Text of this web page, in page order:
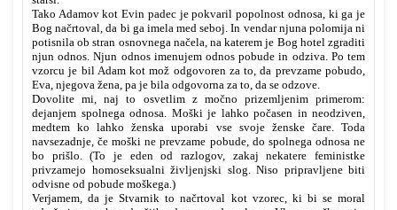
Tako Adamov kot Evin padec je pokvaril popolnost odnosa, ki ga je
Bog načrtoval, da bi ga imela med seboj. In vendar njuna polomija ni
potisnila ob stran osnovnega načela, na katerem je Bog hotel zgraditi
njun odnos. Njun odnos imenujem odnos pobude in odziva. Po tem
vzorcu je bil Adam kot mož odgovoren za to, da prevzame pobudo,
Eva, njegova žena, pa je bila odgovorna za to, da se odzove.
Dovolite mi, naj to osvetlim z močno prizemljenim primerom:
dejanjem spolnega odnosa. Moški je lahko počasen in neodziven,
medtem ko lahko ženska uporabi vse svoje ženske čare. Toda
navsezadnje, če moški ne prevzame pobude, do spolnega odnosa ne
bo prišlo. (To je eden od razlogov, zakaj nekatere feministke
privzamejo homoseksualni življenjski slog. Niso pripravljene biti
odvisne od pobude moškega.)
Verjamem, da je Stvarnik to načrtoval kot vzorec, ki bi se moral